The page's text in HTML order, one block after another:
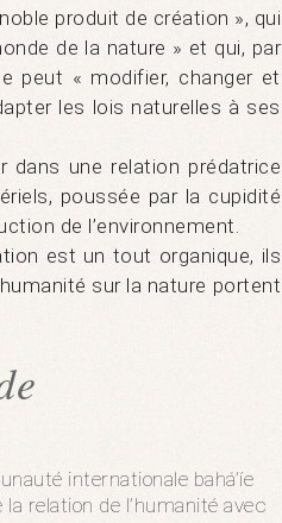
produit de création », qui
de la nature » et qui, par
peut « modifier, changer et
les lois naturelles à ses
dans une relation prédatrice
poussée par la cupidité
de l’environnement.
est un tout organique, ils
sur la nature portent
internationale bahá’íe
relation de l’humanité avec